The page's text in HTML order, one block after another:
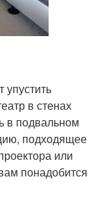
в стенах
в подвальном
подходящее
или
понадобится